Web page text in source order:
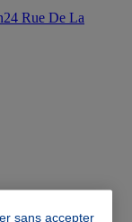
24 Rue De La
sans accepter